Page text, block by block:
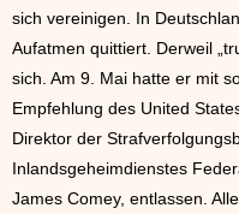
sich vereinigen. In
Aufatmen quittiert. Derweil
sich. Am 9. Mai hatte er mit
Empfehlung des United
Direktor der
Inlandsgeheimdienstes
James Comey, entlassen.